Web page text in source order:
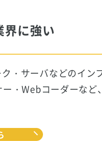
に強い
・サーバなどのイン
・Webコーダーなど